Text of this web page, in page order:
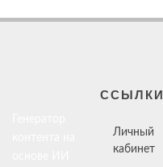
ССЫЛКИ
Личный
кабинет